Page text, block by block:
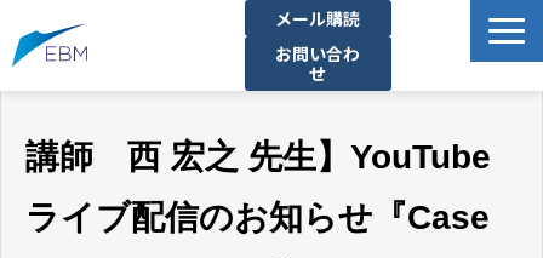
メール購読
お問い合わ
せ
製品・サービス一覧
プロジェクト・実績
講師 西 宏之 先生】YouTube
ライブ配信のお知らせ『Case